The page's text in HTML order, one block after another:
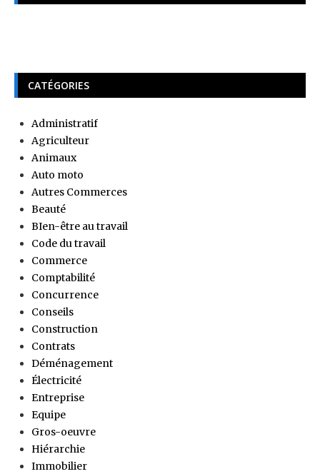
CATÉGORIES
Administratif
Agriculteur
Animaux
Auto moto
Autres Commerces
Beauté
BIen-être au travail
Code du travail
Commerce
Comptabilité
Concurrence
Conseils
Construction
Contrats
Déménagement
Électricité
Entreprise
Equipe
Gros-oeuvre
Hiérarchie
Immobilier